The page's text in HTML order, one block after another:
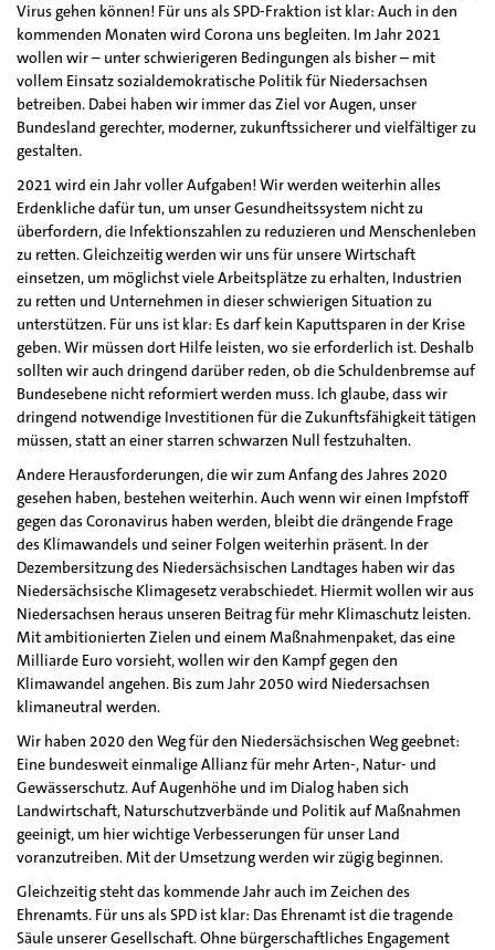
Virus gehen können! Für uns als SPD-Fraktion ist klar: Auch in den
kommenden Monaten wird Corona uns begleiten. Im Jahr 2021
wollen wir – unter schwierigeren Bedingungen als bisher – mit
vollem Einsatz sozialdemokratische Politik für Niedersachsen
betreiben. Dabei haben wir immer das Ziel vor Augen, unser
Bundesland gerechter, moderner, zukunftssicherer und vielfältiger zu
gestalten.
2021 wird ein Jahr voller Aufgaben! Wir werden weiterhin alles
Erdenkliche dafür tun, um unser Gesundheitssystem nicht zu
überfordern, die Infektionszahlen zu reduzieren und Menschenleben
zu retten. Gleichzeitig werden wir uns für unsere Wirtschaft
einsetzen, um möglichst viele Arbeitsplätze zu erhalten, Industrien
zu retten und Unternehmen in dieser schwierigen Situation zu
unterstützen. Für uns ist klar: Es darf kein Kaputtsparen in der Krise
geben. Wir müssen dort Hilfe leisten, wo sie erforderlich ist. Deshalb
sollten wir auch dringend darüber reden, ob die Schuldenbremse auf
Bundesebene nicht reformiert werden muss. Ich glaube, dass wir
dringend notwendige Investitionen für die Zukunftsfähigkeit tätigen
müssen, statt an einer starren schwarzen Null festzuhalten.
Andere Herausforderungen, die wir zum Anfang des Jahres 2020
gesehen haben, bestehen weiterhin. Auch wenn wir einen Impfstoff
gegen das Coronavirus haben werden, bleibt die drängende Frage
des Klimawandels und seiner Folgen weiterhin präsent. In der
Dezembersitzung des Niedersächsischen Landtages haben wir das
Niedersächsische Klimagesetz verabschiedet. Hiermit wollen wir aus
Niedersachsen heraus unseren Beitrag für mehr Klimaschutz leisten.
Mit ambitionierten Zielen und einem Maßnahmenpaket, das eine
Milliarde Euro vorsieht, wollen wir den Kampf gegen den
Klimawandel angehen. Bis zum Jahr 2050 wird Niedersachsen
klimaneutral werden.
Wir haben 2020 den Weg für den Niedersächsischen Weg geebnet:
Eine bundesweit einmalige Allianz für mehr Arten-, Natur- und
Gewässerschutz. Auf Augenhöhe und im Dialog haben sich
Landwirtschaft, Naturschutzverbände und Politik auf Maßnahmen
geeinigt, um hier wichtige Verbesserungen für unser Land
voranzutreiben. Mit der Umsetzung werden wir zügig beginnen.
Gleichzeitig steht das kommende Jahr auch im Zeichen des
Ehrenamts. Für uns als SPD ist klar: Das Ehrenamt ist die tragende
Säule unserer Gesellschaft. Ohne bürgerschaftliches Engagement